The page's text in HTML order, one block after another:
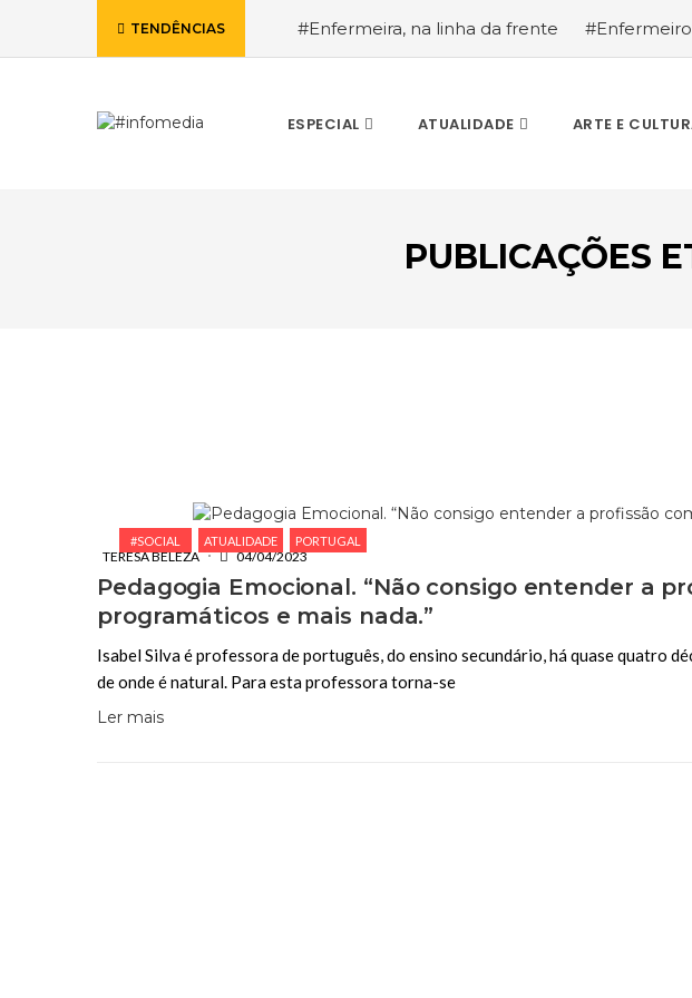
TENDÊNCIAS #Enfermeira, na linha da frente
ESPECIAL ATUALIDADE ARTE E
PUBLICAÇÕES
#SOCIAL ATUALIDADE PORTUGAL
TERESA BELEZA 04/04/2023
Pedagogia Emocional. “Não consigo entender a
programáticos e mais nada.”
Isabel Silva é professora de português, do ensino secundário, há quase quatro
de onde é natural. Para esta professora torna-se
Ler mais